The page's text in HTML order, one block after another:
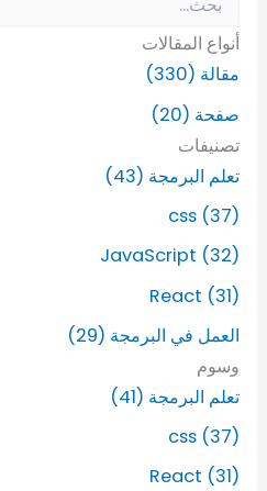
ب
ح
ع
:
أنواع المقالات
مقالة (330)
صفحة (20)
تصنيفات
تعلم البرمجة (43)
css (37)
JavaScript (32)
React (31)
العمل في البرمجة (29)
وسوم
تعلم البرمجة (41)
css (37)
React (31)